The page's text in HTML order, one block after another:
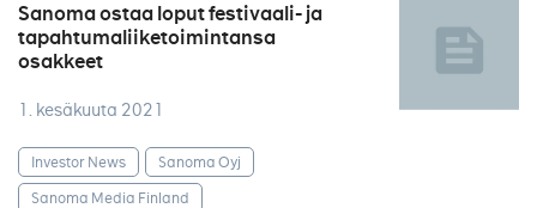
Sanoma ostaa loput festivaali- ja
tapahtumaliiketoimintansa
osakkeet
1. kesäkuuta 2021
Investor News
Sanoma Oyj
Sanoma Media Finland